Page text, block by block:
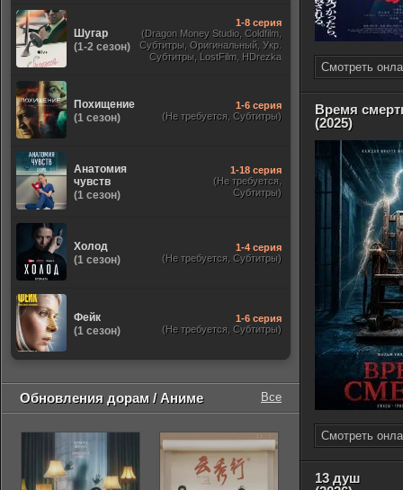
Смотреть
Время
(2025)
Смотреть
13 душ
Шугар
(1-2 сезон)
1-8 серия
(Dragon Money Studio, Coldfilm,
Субтитры, Оригинальный, Укр.
Субтитры, LostFilm, HDrezka
Похищение
(1 сезон)
1-6 серия
(Не требуется, Субтитры)
Анатомия
чувств
(1 сезон)
1-18 серия
(Не требуется,
Субтитры)
Холод
(1 сезон)
1-4 серия
(Не требуется, Субтитры)
Фейк
(1 сезон)
1-6 серия
(Не требуется, Субтитры)
Обновления дорам / Аниме Все